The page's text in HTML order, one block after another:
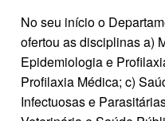
No seu início o
ofertou as disciplinas a)
Epidemiologia e
Profilaxia Médica; c)
Infectuosas e